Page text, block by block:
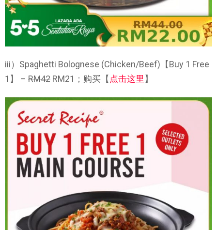
iii）Spaghetti Bolognese (Chicken/Beef)【Buy 1 Free
1】 – RM42 RM21；购买【 点击这里 】